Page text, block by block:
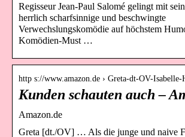
Regisseur Jean-Paul Salomé gelingt mit
herrlich scharfsinnige und beschwingte
Verwechslungskomödie auf höchstem
Komödien-Must …
http s://www.amazon.de › Greta-dt-OV-Isabelle-
Kunden schauten auch –
Amazon.de
Greta [dt./OV] … Als die junge und naive